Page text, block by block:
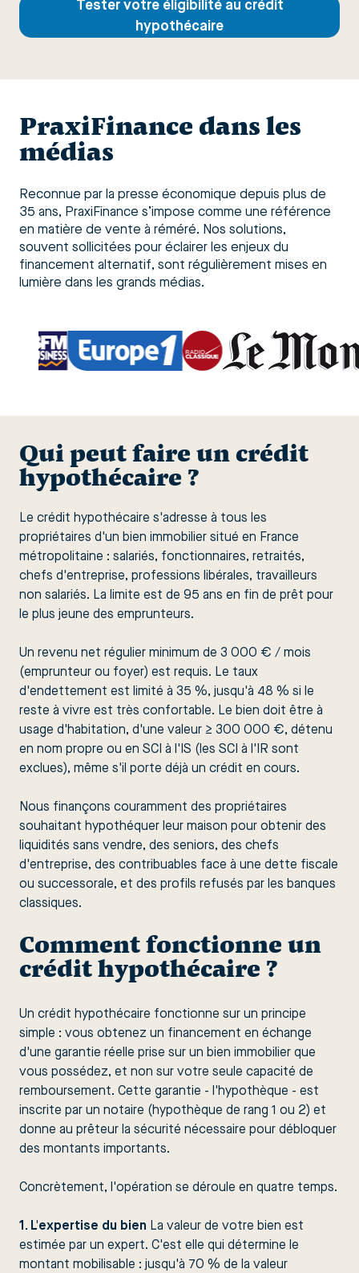
Tester votre éligibilité au crédit
hypothécaire
PraxiFinance dans les
médias
Reconnue par la presse économique depuis plus de
35 ans, PraxiFinance s’impose comme une référence
en matière de vente à réméré. Nos solutions,
souvent sollicitées pour éclairer les enjeux du
financement alternatif, sont régulièrement mises en
lumière dans les grands médias.
Qui peut faire un crédit
hypothécaire ?
Le crédit hypothécaire s'adresse à tous les
propriétaires d'un bien immobilier situé en France
métropolitaine : salariés, fonctionnaires, retraités,
chefs d'entreprise, professions libérales, travailleurs
non salariés. La limite est de 95 ans en fin de prêt pour
le plus jeune des emprunteurs.
Un revenu net régulier minimum de 3 000 € / mois
(emprunteur ou foyer) est requis. Le taux
d'endettement est limité à 35 %, jusqu'à 48 % si le
reste à vivre est très confortable. Le bien doit être à
usage d'habitation, d'une valeur ≥ 300 000 €, détenu
en nom propre ou en SCI à l'IS (les SCI à l'IR sont
exclues), même s'il porte déjà un crédit en cours.
Nous finançons couramment des propriétaires
souhaitant hypothéquer leur maison pour obtenir des
liquidités sans vendre, des seniors, des chefs
d'entreprise, des contribuables face à une dette fiscale
ou successorale, et des profils refusés par les banques
classiques.
Comment fonctionne un
crédit hypothécaire ?
Un crédit hypothécaire fonctionne sur un principe
simple : vous obtenez un financement en échange
d'une garantie réelle prise sur un bien immobilier que
vous possédez, et non sur votre seule capacité de
remboursement. Cette garantie - l'hypothèque - est
inscrite par un notaire (hypothèque de rang 1 ou 2) et
donne au prêteur la sécurité nécessaire pour débloquer
des montants importants.
Concrètement, l'opération se déroule en quatre temps.
1. L'expertise du bien La valeur de votre bien est
estimée par un expert. C'est elle qui détermine le
montant mobilisable : jusqu'à 70 % de la valeur